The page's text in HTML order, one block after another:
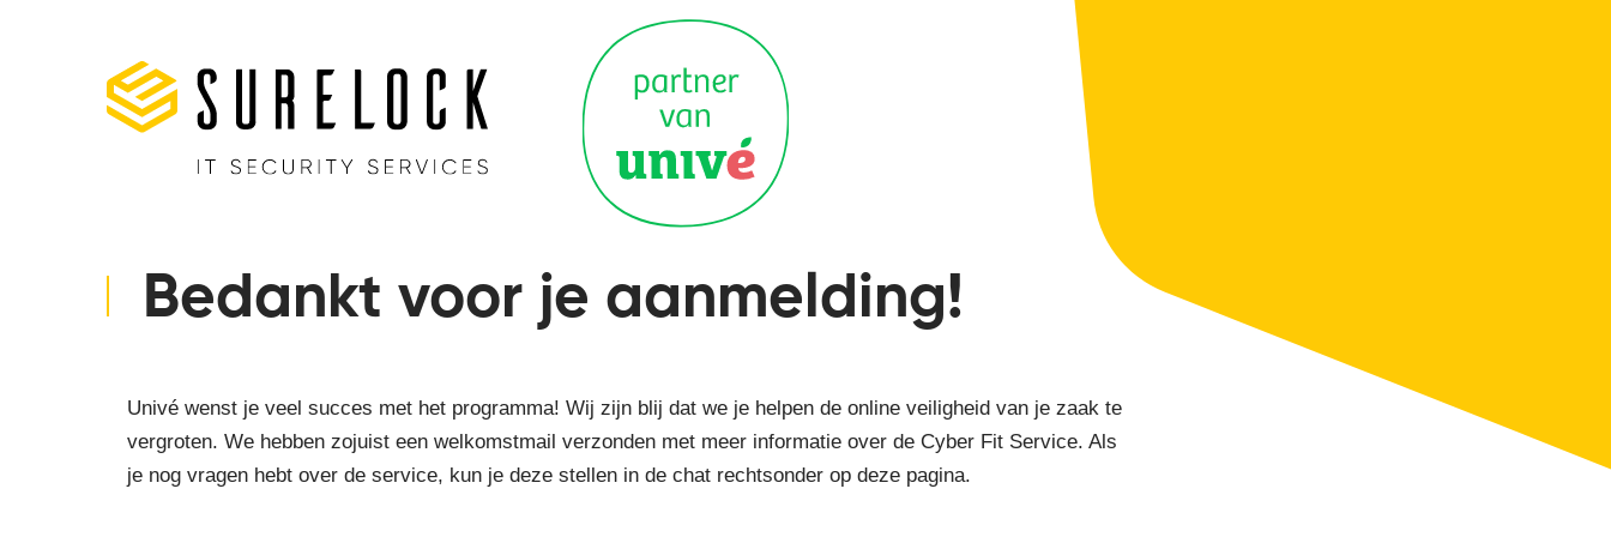
Bedankt voor je aanmelding!
Univé wenst je veel succes met het programma! Wij zijn blij dat we je helpen de online veiligheid van je zaak te
vergroten. We hebben zojuist een welkomstmail verzonden met meer informatie over de Cyber Fit Service. Als
je nog vragen hebt over de service, kun je deze stellen in de chat rechtsonder op deze pagina.